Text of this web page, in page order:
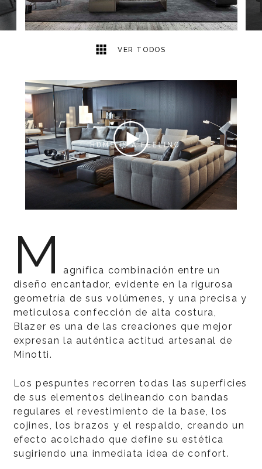
VER TODOS
M
agnífica combinación entre un
diseño encantador, evidente en la rigurosa
geometría de sus volúmenes, y una precisa y
meticulosa confección de alta costura,
Blazer es una de las creaciones que mejor
expresan la auténtica actitud artesanal de
Minotti.
Los pespuntes recorren todas las superficies
de sus elementos delineando con bandas
regulares el revestimiento de la base, los
cojines, los brazos y el respaldo, creando un
efecto acolchado que define su estética
sugiriendo una inmediata idea de confort.